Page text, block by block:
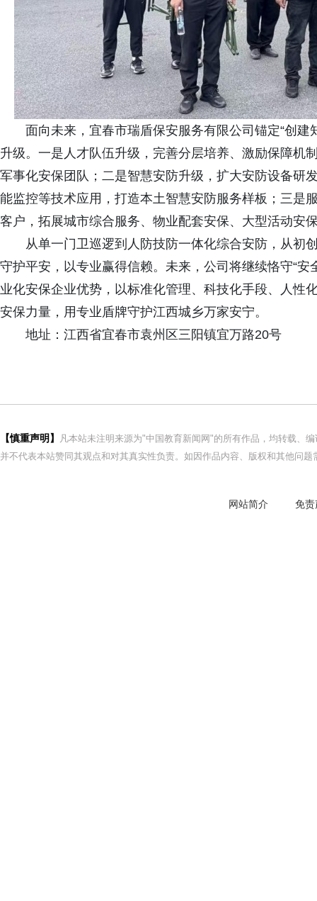
面向未来，宜春市瑞盾保安服务有限公司锚定“创
升级。一是人才队伍升级，完善分层培养、激励保障机
军事化安保团队；二是智慧安防升级，扩大安防设备研
能监控等技术应用，打造本土智慧安防服务样板；三是
客户，拓展城市综合服务、物业配套安保、大型活动安
从单一门卫巡逻到人防技防一体化综合安防，从初
守护平安，以专业赢得信赖。未来，公司将继续恪守“
业化安保企业优势，以标准化管理、科技化手段、人性
安保力量，用专业盾牌守护江西城乡万家安宁。
地址：江西省宜春市袁州区三阳镇宜万路20号
【慎重声明】
凡本站未注明来源为"中国教育新闻网"的所有作品，均转载、
并不代表本站赞同其观点和对其真实性负责。如因作品内容、版权和其他问
网站简介 免责